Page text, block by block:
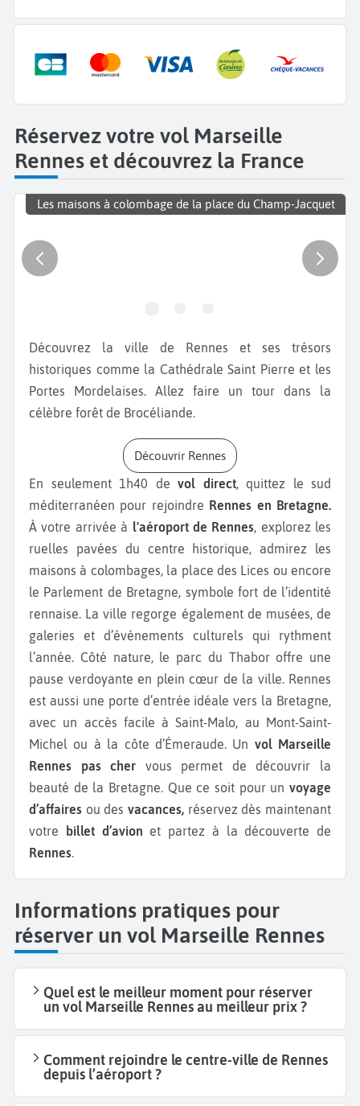
Réservez votre vol Marseille
Rennes et découvrez la France
Les maisons à colombage de la place du Champ-Jacquet
Découvrez la ville de Rennes et ses trésors
historiques comme la Cathédrale Saint Pierre et les
Portes Mordelaises. Allez faire un tour dans la
célèbre forêt de Brocéliande.
Découvrir Rennes
En seulement 1h40 de vol direct, quittez le sud
méditerranéen pour rejoindre Rennes en Bretagne.
À votre arrivée à l'aéroport de Rennes, explorez les
ruelles pavées du centre historique, admirez les
maisons à colombages, la place des Lices ou encore
le Parlement de Bretagne, symbole fort de l’identité
rennaise. La ville regorge également de musées, de
galeries et d’événements culturels qui rythment
l’année. Côté nature, le parc du Thabor offre une
pause verdoyante en plein cœur de la ville. Rennes
est aussi une porte d’entrée idéale vers la Bretagne,
avec un accès facile à Saint-Malo, au Mont-Saint-
Michel ou à la côte d’Émeraude. Un vol Marseille
Rennes pas cher vous permet de découvrir la
beauté de la Bretagne. Que ce soit pour un voyage
d’affaires ou desvacances, réservez dès maintenant
votre
billet d’avion et partez à la découverte de
Rennes.
Informations pratiques pour
réserver un vol Marseille Rennes
Quel est le meilleur moment pour réserver
un vol Marseille Rennes au meilleur prix ?
Comment rejoindre le centre-ville de Rennes
depuis l’aéroport ?